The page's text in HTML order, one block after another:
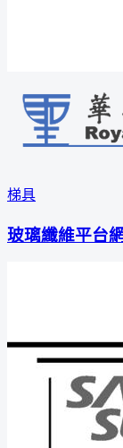
梯具
玻璃纖維平台